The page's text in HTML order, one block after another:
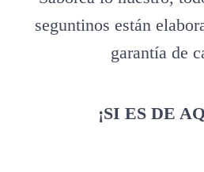
seguntinos están
garantía de
¡SI ES DE